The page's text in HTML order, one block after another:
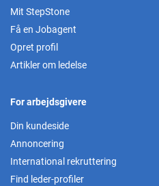
Mit StepStone
Få en Jobagent
Opret profil
Artikler om ledelse
For arbejdsgivere
Din kundeside
Annoncering
International rekruttering
Find leder-profiler